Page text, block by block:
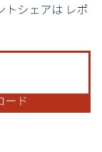
示が必要です。